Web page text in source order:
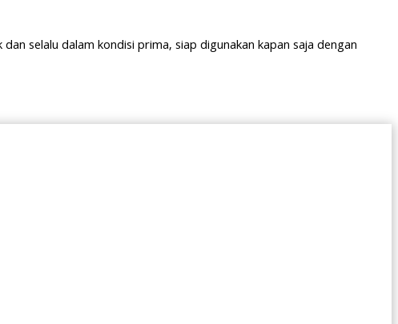
selalu dalam kondisi prima, siap digunakan kapan saja dengan